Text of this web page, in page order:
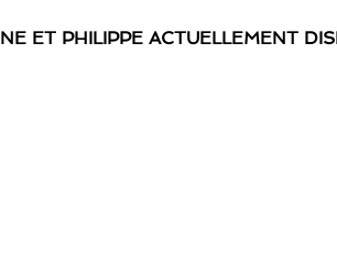
ET PHILIPPE ACTUELLEMENT